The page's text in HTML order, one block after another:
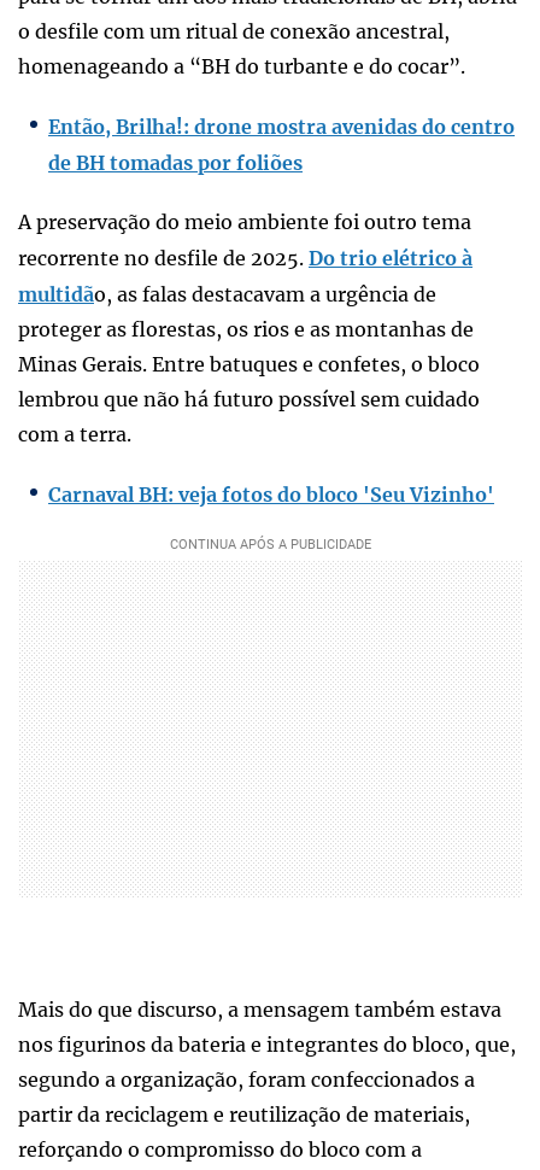
o desfile com um ritual de conexão ancestral,
homenageando a “BH do turbante e do cocar”.
Então, Brilha!: drone mostra avenidas do centro
de BH tomadas por foliões
A preservação do meio ambiente foi outro tema
recorrente no desfile de 2025. Do trio elétrico à
multidão, as falas destacavam a urgência de
proteger as florestas, os rios e as montanhas de
Minas Gerais. Entre batuques e confetes, o bloco
lembrou que não há futuro possível sem cuidado
com a terra.
Carnaval BH: veja fotos do bloco 'Seu Vizinho'
Mais do que discurso, a mensagem também estava
nos figurinos da bateria e integrantes do bloco, que,
segundo a organização, foram confeccionados a
partir da reciclagem e reutilização de materiais,
reforçando o compromisso do bloco com a